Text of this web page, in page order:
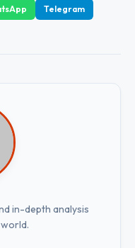
Telegram
in-depth analysis